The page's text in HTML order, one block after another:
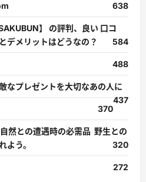
638
】 の評判、良い 口コ
デメリットはどうなの？
584
488
なプレゼントを大切なあの人に
437
370
然との遭遇時の必需品 野生との
よう。
320
272